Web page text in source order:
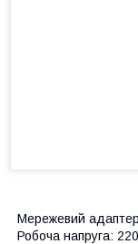
Мережевий
Робоча напруга: